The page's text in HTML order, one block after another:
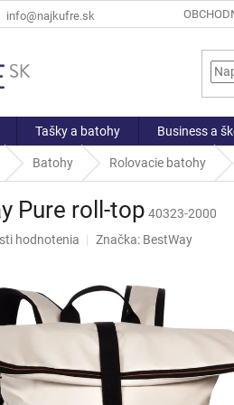
info@najkufre.sk
Tašky a batohy Business a
Batohy Rolovacie batohy
Pure roll-top 40323-2000
hodnotenia Značka: BestWay